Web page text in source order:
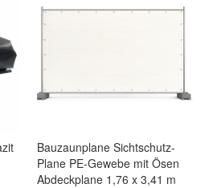
Bauzaunplane Sichtschutz-
Plane PE-Gewebe mit Ösen
Abdeckplane 1,76 x 3,41 m